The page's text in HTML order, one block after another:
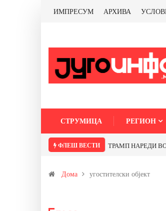
ИМПРЕСУМ АРХИВА
СТРУМИЦА РЕГИОН
ФЛЕШ ВЕСТИ
со бакарот од Иловица и со антимонот?
Дома угостителски објект